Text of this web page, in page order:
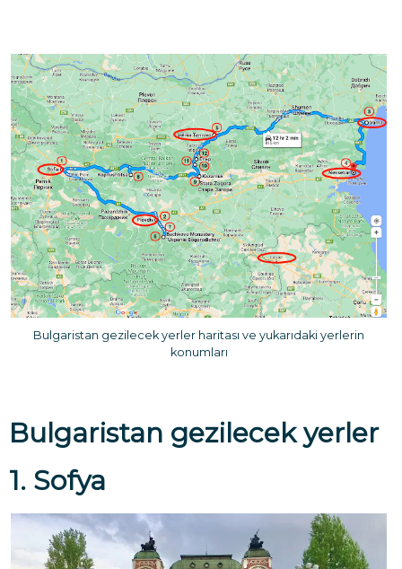
Bulgaristan gezilecek yerler haritası ve yukarıdaki yerlerin
konumları
Bulgaristan gezilecek yerler
1. Sofya